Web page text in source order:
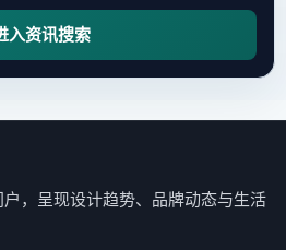
入资讯搜索
，呈现设计趋势、品牌动态与生活